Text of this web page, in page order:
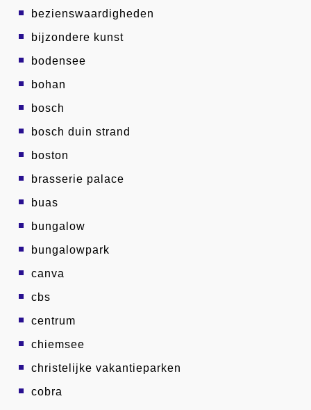
bezienswaardigheden
bijzondere kunst
bodensee
bohan
bosch
bosch duin strand
boston
brasserie palace
buas
bungalow
bungalowpark
canva
cbs
centrum
chiemsee
christelijke vakantieparken
cobra